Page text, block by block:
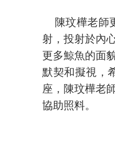
陳玟樺老師
射，投射於內
更多鯨魚的面
默契和擬視，
座，陳玟樺老
協助照料。